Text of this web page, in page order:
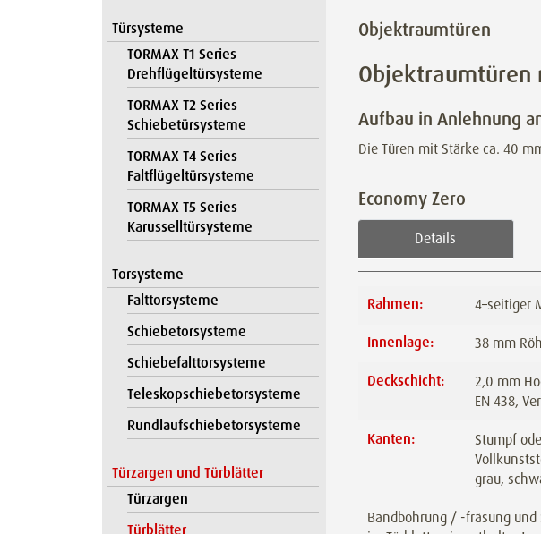
Türsysteme
TORMAX T1 Series
Drehflügeltürsysteme
TORMAX T2 Series
Schiebetürsysteme
TORMAX T4 Series
Faltflügeltürsysteme
TORMAX T5 Series
Karusselltürsysteme
Torsysteme
Falttorsysteme
Schiebetorsysteme
Schiebefalttorsysteme
Teleskopschiebetorsysteme
Rundlaufschiebetorsysteme
Türzargen und Türblätter
Türzargen
Türblätter
Objektraumtüren
Objektraumtüren
Aufbau in Anlehnung
Die Türen mit Stärke ca. 40
Economy Zero
Details
Rahmen:
4–seitiger
Innenlage:
38 mm
Deckschicht:
2,0 mm
EN 438,
Kanten:
Stumpf
grau,
Bandbohrung / -fräsung